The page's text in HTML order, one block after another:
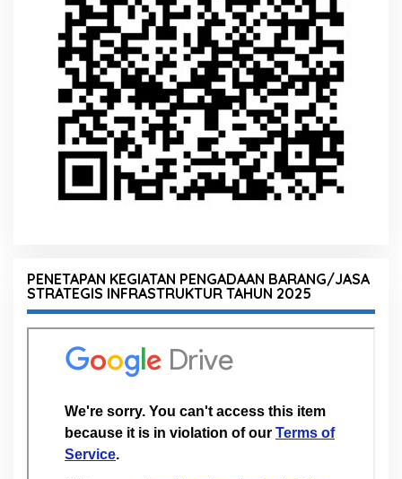
PENETAPAN KEGIATAN PENGADAAN BARANG/JASA
STRATEGIS INFRASTRUKTUR TAHUN 2025